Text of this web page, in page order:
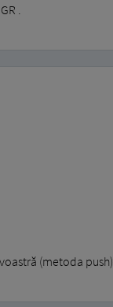
.
(metoda push).